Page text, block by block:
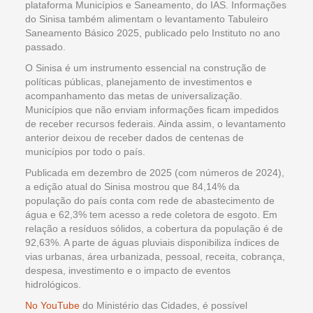
plataforma Municípios e Saneamento, do IAS. Informações
do Sinisa também alimentam o levantamento Tabuleiro
Saneamento Básico 2025, publicado pelo Instituto no ano
passado.
O Sinisa é um instrumento essencial na construção de
políticas públicas, planejamento de investimentos e
acompanhamento das metas de universalização.
Municípios que não enviam informações ficam impedidos
de receber recursos federais. Ainda assim, o levantamento
anterior deixou de receber dados de centenas de
municípios por todo o país.
Publicada em dezembro de 2025 (com números de 2024),
a edição atual do Sinisa mostrou que 84,14% da
população do país conta com rede de abastecimento de
água e 62,3% tem acesso a rede coletora de esgoto. Em
relação a resíduos sólidos, a cobertura da população é de
92,63%. A parte de águas pluviais disponibiliza índices de
vias urbanas, área urbanizada, pessoal, receita, cobrança,
despesa, investimento e o impacto de eventos
hidrológicos.
No YouTube do Ministério das Cidades, é possível